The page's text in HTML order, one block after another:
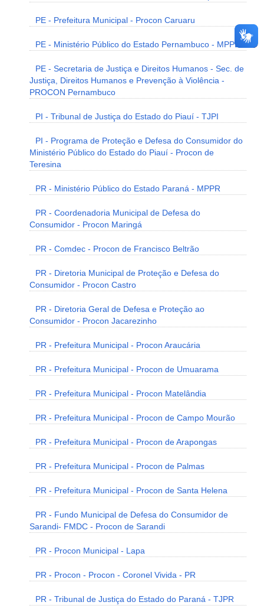
PE - Prefeitura Municipal - Procon Caruaru
PE - Ministério Público do Estado Pernambuco - MPPE
PE - Secretaria de Justiça e Direitos Humanos - Sec. de
Justiça, Direitos Humanos e Prevenção à Violência -
PROCON Pernambuco
PI - Tribunal de Justiça do Estado do Piauí - TJPI
PI - Programa de Proteção e Defesa do Consumidor do
Ministério Público do Estado do Piauí - Procon de
Teresina
PR - Ministério Público do Estado Paraná - MPPR
PR - Coordenadoria Municipal de Defesa do
Consumidor - Procon Maringá
PR - Comdec - Procon de Francisco Beltrão
PR - Diretoria Municipal de Proteção e Defesa do
Consumidor - Procon Castro
PR - Diretoria Geral de Defesa e Proteção ao
Consumidor - Procon Jacarezinho
PR - Prefeitura Municipal - Procon Araucária
PR - Prefeitura Municipal - Procon de Umuarama
PR - Prefeitura Municipal - Procon Matelândia
PR - Prefeitura Municipal - Procon de Campo Mourão
PR - Prefeitura Municipal - Procon de Arapongas
PR - Prefeitura Municipal - Procon de Palmas
PR - Prefeitura Municipal - Procon de Santa Helena
PR - Fundo Municipal de Defesa do Consumidor de
Sarandi- FMDC - Procon de Sarandi
PR - Procon Municipal - Lapa
PR - Procon - Procon - Coronel Vivida - PR
PR - Tribunal de Justiça do Estado do Paraná - TJPR